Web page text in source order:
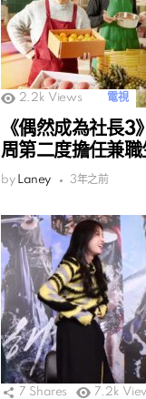
2.2k Views 電視
《偶然成為社長
周第二度擔任兼職
by Laney 3年之前
7 Shares 7.2k